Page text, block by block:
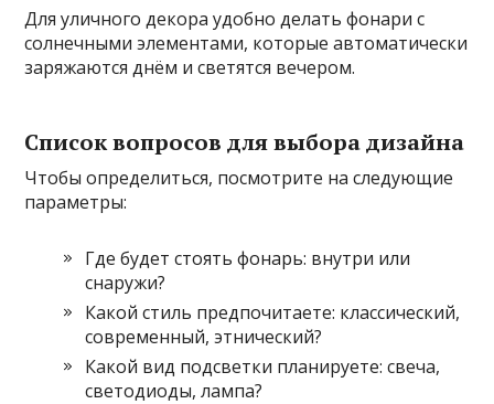
Для уличного декора удобно делать фонари с
солнечными элементами, которые автоматически
заряжаются днём и светятся вечером.
Список вопросов для выбора дизайна
Чтобы определиться, посмотрите на следующие
параметры:
Где будет стоять фонарь: внутри или
снаружи?
Какой стиль предпочитаете: классический,
современный, этнический?
Какой вид подсветки планируете: свеча,
светодиоды, лампа?